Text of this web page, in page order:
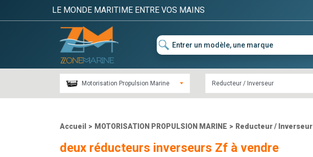
LE MONDE MARITIME ENTRE VOS MAINS
Motorisation Propulsion Marine Reducteur / Inverseur
Accueil > MOTORISATION PROPULSION MARINE > Reducteur / Inverseur
deux réducteurs inverseurs Zf à vendre